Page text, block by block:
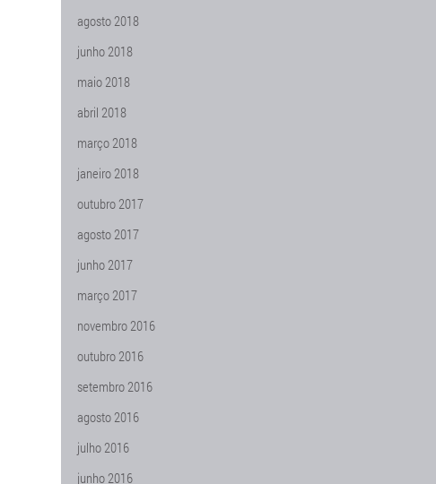
agosto 2018
junho 2018
maio 2018
abril 2018
março 2018
janeiro 2018
outubro 2017
agosto 2017
junho 2017
março 2017
novembro 2016
outubro 2016
setembro 2016
agosto 2016
julho 2016
junho 2016